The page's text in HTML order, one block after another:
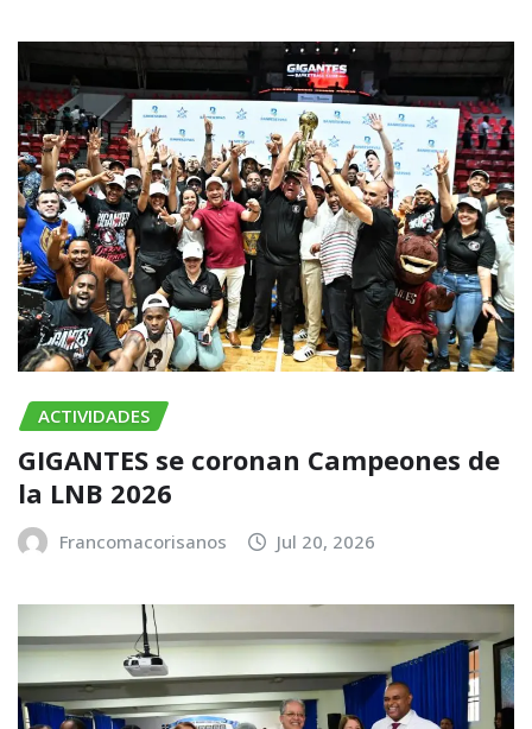
ACTIVIDADES
GIGANTES se coronan Campeones de
la LNB 2026
Francomacorisanos Jul 20, 2026